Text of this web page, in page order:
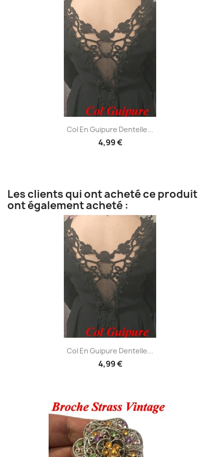
Col En Guipure Dentelle...
4,99 €
Les clients qui ont acheté ce produit
ont également acheté :
Col En Guipure Dentelle...
4,99 €